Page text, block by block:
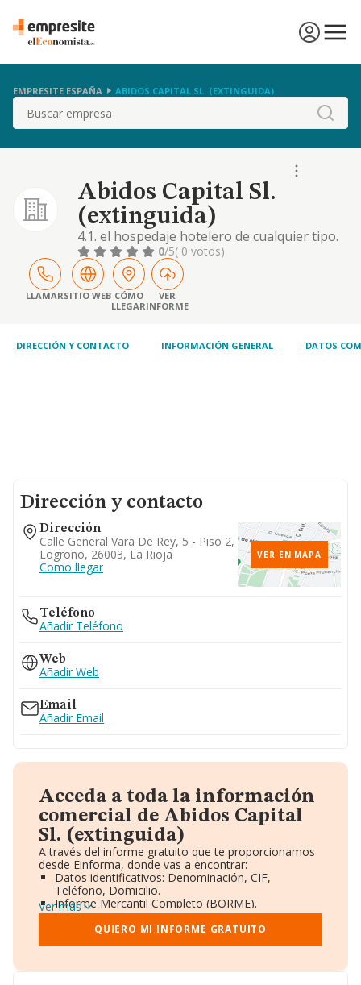
EMPRESITE ESPAÑA ABIDOS CAPITAL SL. (EXTINGUIDA)
Buscar
Abidos Capital Sl.
(extinguida)
4.1. el hospedaje hotelero de cualquier tipo.
la - dquisición, tenencia, explotación y venta
de hoteles, moteles, ensiones,
apartamentos turísticos y en general toda
clase de alojamientos, con o sin
restauración. (cnae 5510, hoteles y
integrantes del objeto
0/5( 0 votos)
LLAMARSITIO WEB CÓMO
LLEGAR
VER
INFORME
DIRECCIÓN Y CONTACTO INFORMACIÓN GENERAL DATOS
Dirección y contacto
Dirección
Calle General Vara De Rey, 5 - Piso 2,
Logroño, 26003, La Rioja
Como llegar
VER EN MAPA
Teléfono
Añadir Teléfono
Web
Añadir Web
Email
Añadir Email
Acceda a toda la información
comercial de Abidos Capital
Sl. (extinguida)
A través del informe gratuito que te proporcionamos
desde Einforma, donde vas a encontrar:
Datos identificativos: Denominación, CIF,
Teléfono, Domicilio.
Informe Mercantil Completo (BORME).
Gráficos de Evolución Ventas y Empleados.
Consejo de Administración y Administradores.
Directivos y Ejecutivos.
Ver más
QUIERO MI INFORME GRATUITO